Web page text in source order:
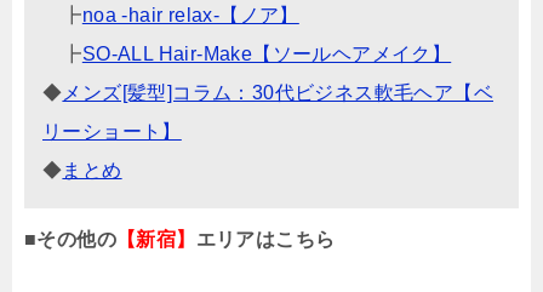
┣noa -hair relax-【ノア】
┣SO-ALL Hair-Make【ソールヘアメイク】
◆ メンズ[髪型]コラム：30代ビジネス軟毛ヘア【ベ
リーショート】
◆まとめ
■その他の 【新宿】 エリアはこちら